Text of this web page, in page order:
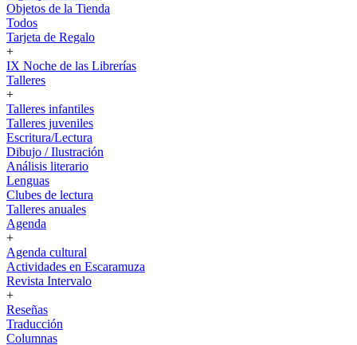
Objetos de la Tienda
Todos
Tarjeta de Regalo
+
IX Noche de las Librerías
Talleres
+
Talleres infantiles
Talleres juveniles
Escritura/Lectura
Dibujo / Ilustración
Análisis literario
Lenguas
Clubes de lectura
Talleres anuales
Agenda
+
Agenda cultural
Actividades en Escaramuza
Revista Intervalo
+
Reseñas
Traducción
Columnas